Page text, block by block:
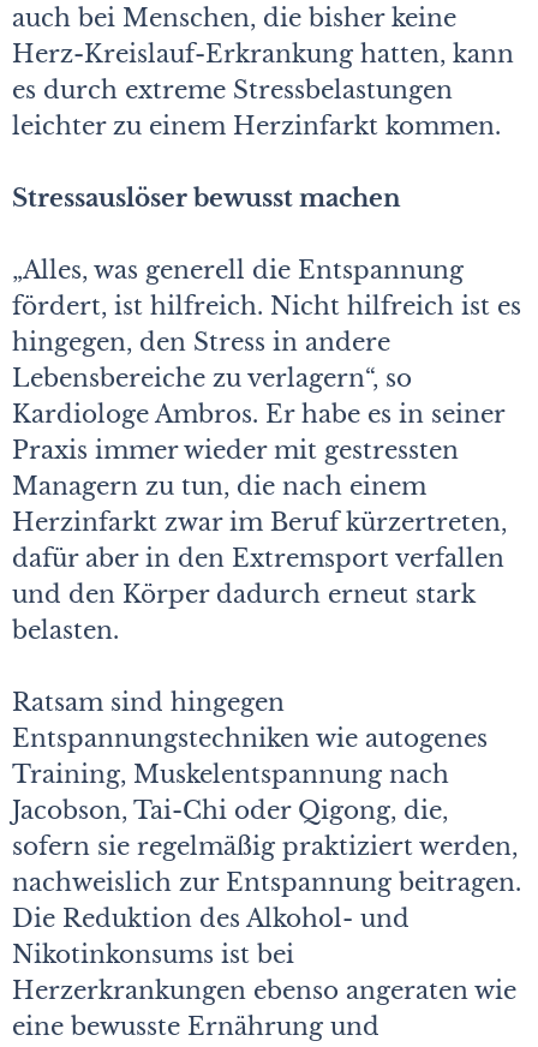
auch bei Menschen, die bisher keine
Herz-Kreislauf-Erkrankung hatten, kann
es durch extreme Stressbelastungen
leichter zu einem Herzinfarkt kommen.
Stressauslöser bewusst machen
„Alles, was generell die Entspannung
fördert, ist hilfreich. Nicht hilfreich ist es
hingegen, den Stress in andere
Lebensbereiche zu verlagern“, so
Kardiologe Ambros. Er habe es in seiner
Praxis immer wie­der mit gestressten
Managern zu tun, die nach einem
Herzinfarkt zwar im Beruf kürzertreten,
dafür aber in den Extremsport verfallen
und den Körper dadurch erneut stark
belasten.
Ratsam sind hingegen
Entspannungstechniken wie autogenes
Training, Muskelentspannung nach
Jacobson, Tai-Chi oder Qigong, die,
sofern sie regelmäßig praktiziert werden,
nachweislich zur Entspannung beitragen.
Die Reduktion des Alkohol- und
Nikotinkonsums ist bei
Herzerkrankungen ebenso angeraten wie
eine bewusste Ernährung und